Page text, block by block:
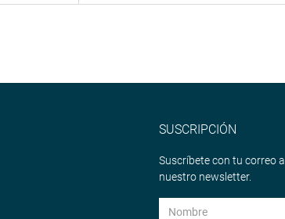
SUSCRIPCIÓN
Suscríbete con tu correo a
nuestro newsletter.